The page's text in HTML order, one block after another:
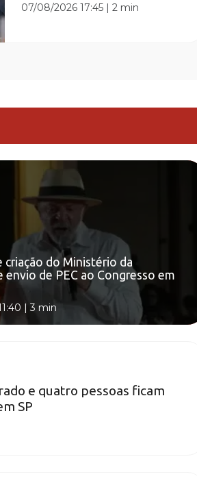
07/08/2026 17:45 |2 min
criação do Ministério da
envio de PEC ao Congresso em
|3 min
e quatro pessoas ficam
SP